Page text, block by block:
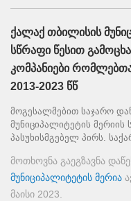
ქალაქ თბილისის
სწრაფი წესით
კომპანიები
2013-2023 წწ
მოგესალმებით საჯარო
მუნიციპალიტეტის მერიის
პასუხისმგებელ პირს.
მოთხოვნა გაეგზავნა
მუნიციპალიტეტის მერია
მაისი 2023